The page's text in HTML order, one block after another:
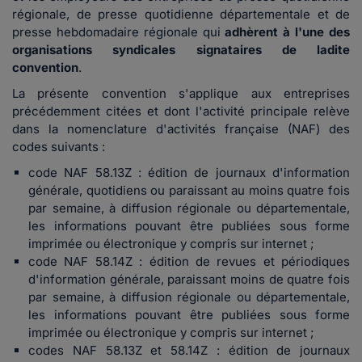
régionale, de presse quotidienne départementale et de
presse hebdomadaire régionale quiadhèrent à l'une des
organisations syndicales signataires de ladite
convention.
La présente convention s'applique aux entreprises
précédemment citées et dont l'activité principale relève
dans la nomenclature d'activités française (NAF) des
codes suivants :
code NAF 58.13Z : édition de journaux d'information
générale, quotidiens ou paraissant au moins quatre fois
par semaine, à diffusion régionale ou départementale,
les informations pouvant être publiées sous forme
imprimée ou électronique y compris sur internet ;
code NAF 58.14Z : édition de revues et périodiques
d'information générale, paraissant moins de quatre fois
par semaine, à diffusion régionale ou départementale,
les informations pouvant être publiées sous forme
imprimée ou électronique y compris sur internet ;
codes NAF 58.13Z et 58.14Z : édition de journaux